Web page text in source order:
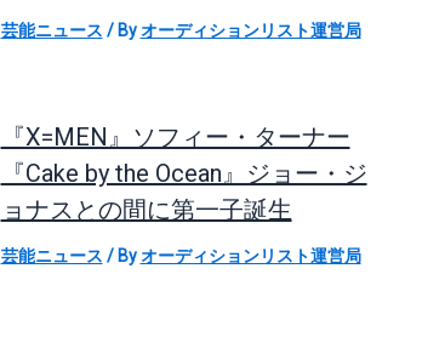
芸能ニュース / Byオーディションリスト運営局
『X=MEN』ソフィー・ターナー
『Cake by the Ocean』ジョー・ジ
ョナスとの間に第一子誕生
芸能ニュース / Byオーディションリスト運営局